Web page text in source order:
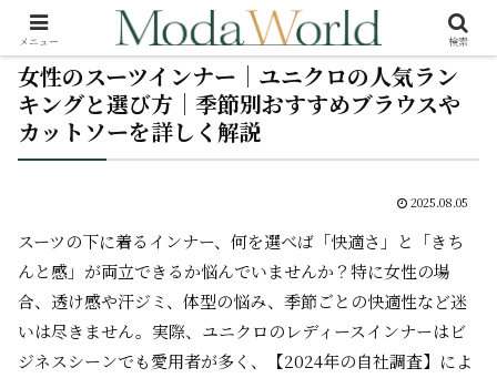
女性のスーツインナー｜ユニクロの人気ラン
キングと選び方｜季節別おすすめブラウスや
カットソーを詳しく解説
2025.08.05
スーツの下に着るインナー、何を選べば「快適さ」と「きち
んと感」が両立できるか悩んでいませんか？特に女性の場
合、透け感や汗ジミ、体型の悩み、季節ごとの快適性など迷
いは尽きません。実際、ユニクロのレディースインナーはビ
ジネスシーンでも愛用者が多く、【2024年の自社調査】によ
メニュー 検索